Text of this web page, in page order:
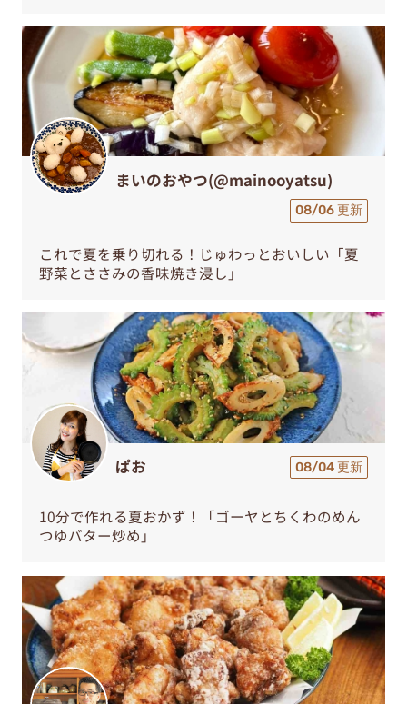
まいのおやつ(@mainooyatsu)
08/06 更新
これで夏を乗り切れる！じゅわっとおいしい「夏
野菜とささみの香味焼き浸し」
ぱお 08/04 更新
10分で作れる夏おかず！「ゴーヤとちくわのめん
つゆバター炒め」